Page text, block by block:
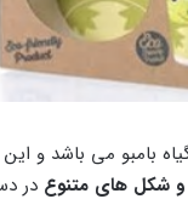
شکل های متنوع در